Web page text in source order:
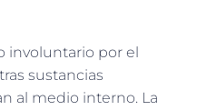
involuntario por el
sustancias
al medio interno. La